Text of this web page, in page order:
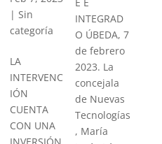
| Sin
categoría
LA
INTERVENC
IÓN
CUENTA
CON UNA
INVERSIÓN
INTEGRAD
O ÚBEDA, 7
de febrero
2023. La
concejala
de Nuevas
Tecnologías
, María